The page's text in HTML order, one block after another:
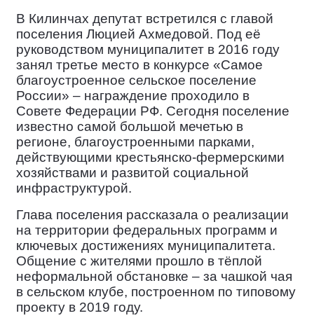
В Килинчах депутат встретился с главой
поселения Люцией Ахмедовой. Под её
руководством муниципалитет в 2016 году
занял третье место в конкурсе «Самое
благоустроенное сельское поселение
России» – награждение проходило в
Совете Федерации РФ. Сегодня поселение
известно самой большой мечетью в
регионе, благоустроенными парками,
действующими крестьянско‑фермерскими
хозяйствами и развитой социальной
инфраструктурой.
Глава поселения рассказала о реализации
на территории федеральных программ и
ключевых достижениях муниципалитета.
Общение с жителями прошло в тёплой
неформальной обстановке – за чашкой чая
в сельском клубе, построенном по типовому
проекту в 2019 году.